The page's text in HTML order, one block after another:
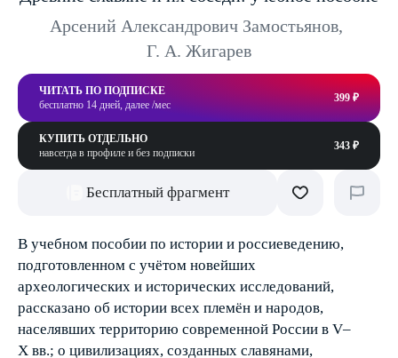
Арсений Александрович Замостьянов,
Г. А. Жигарев
ЧИТАТЬ ПО ПОДПИСКЕ
бесплатно 14 дней, далее /мес
399 ₽
КУПИТЬ ОТДЕЛЬНО
навсегда в профиле и без подписки
343 ₽
Бесплатный фрагмент
В учебном пособии по истории и россиеведению,
подготовленном с учётом новейших
археологических и исторических исследований,
рассказано об истории всех племён и народов,
населявших территорию современной России в V–
Х вв.; о цивилизациях, созданных славянами,